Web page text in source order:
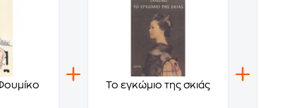
Το εγκώμιο της σκιάς